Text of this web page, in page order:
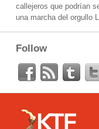
callejeros que podrían
una marcha del orgullo
Follow